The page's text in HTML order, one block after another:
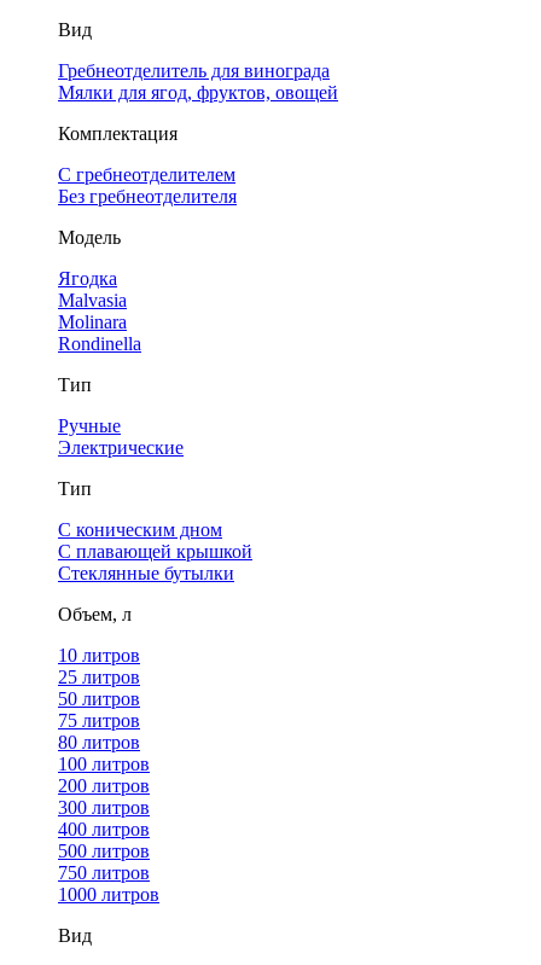
Вид
Гребнеотделитель для винограда
Мялки для ягод, фруктов, овощей
Комплектация
С гребнеотделителем
Без гребнеотделителя
Модель
Ягодка
Malvasia
Molinara
Rondinella
Тип
Ручные
Электрические
Тип
С коническим дном
С плавающей крышкой
Стеклянные бутылки
Объем, л
10 литров
25 литров
50 литров
75 литров
80 литров
100 литров
200 литров
300 литров
400 литров
500 литров
750 литров
1000 литров
Вид